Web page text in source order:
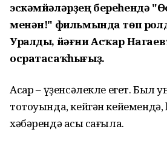
эскәмйәләрҙең береһендә
менән!" фильмында төп
Уралды, йәғни Асҡар
осратасаҡһығыҙ.
Асҡар – үҙенсәлекле егет. Был
тотоуында, кейгән кейемендә,
хәбәрендә асыҡ сағыла.